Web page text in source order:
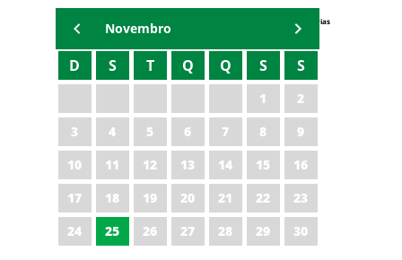
Agenda Secretárias
Novembro
D S T Q Q S S
1
2
3
4 5 6 7 8
9
10
11 12 13 14 15
16
17
18 19 20 21 22
23
24
25 26 27 28 29 30